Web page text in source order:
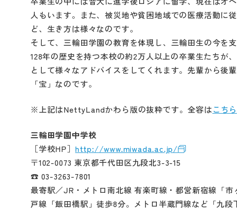
人もいます。また、被災地や貧困地域での医療活動に
ど、生き方は様々なのです。
そして、三輪田学園の教育を体現し、三輪田生の今を
128年の歴史を持つ本校の約2万人以上の卒業生たちが
として様々なアドバイスをしてくれます。先輩から後
「宝」なのです。
※上記はNettyLandかわら版の抜粋です。全容はこちら
三輪田学園中学校
［学校HP］ http://www.miwada.ac.jp/
〒102-0073 東京都千代田区九段北3-3-15
☎ 03-3263-7801
最寄駅／JR・メトロ南北線 有楽町線・都営新宿線「
戸線「飯田橋駅」徒歩8分。メトロ半蔵門線など「九段